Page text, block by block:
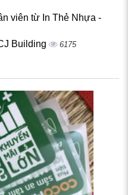
viên từ In Thẻ Nhựa -
Building 6175